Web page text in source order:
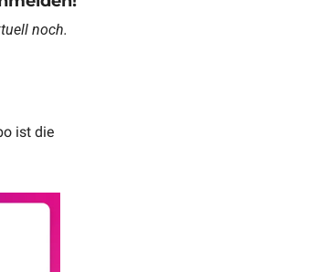
noch.
ist die